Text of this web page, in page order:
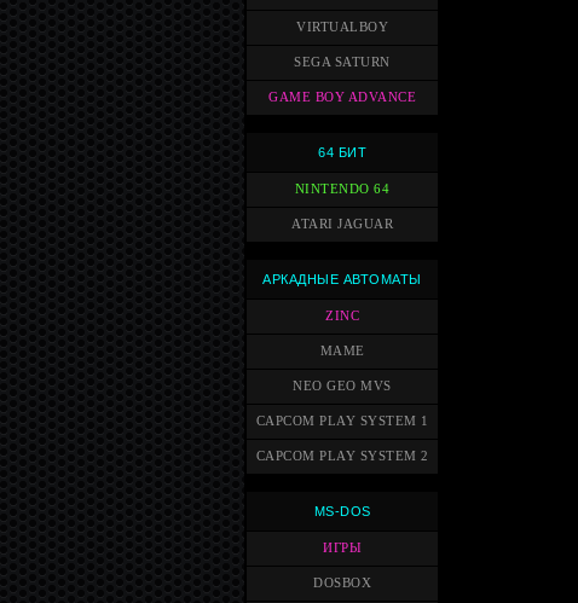
VIRTUALBOY
SEGA SATURN
GAME BOY ADVANCE
64 БИТ
NINTENDO 64
ATARI JAGUAR
АРКАДНЫЕ АВТОМАТЫ
ZINC
MAME
NEO GEO MVS
CAPCOM PLAY SYSTEM 1
CAPCOM PLAY SYSTEM 2
MS-DOS
ИГРЫ
DOSBOX